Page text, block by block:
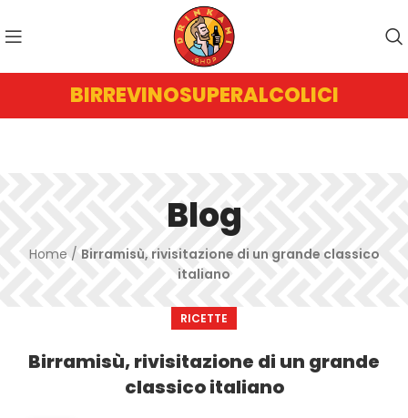
BIRREVINOSUPERALCOLICI
Blog
Home / Birramisù, rivisitazione di un grande classico
italiano
RICETTE
Birramisù, rivisitazione di un grande
classico italiano